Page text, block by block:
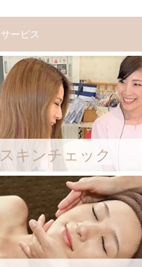
サービス
スキンチェック